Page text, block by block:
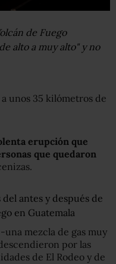
de Fuego
alto a muy alto" y no
unos 35 kilómetros de
erupción que
que quedaron
antes y después de
en Guatemala
mezcla de gas muy
por las
de El Rodeo y de